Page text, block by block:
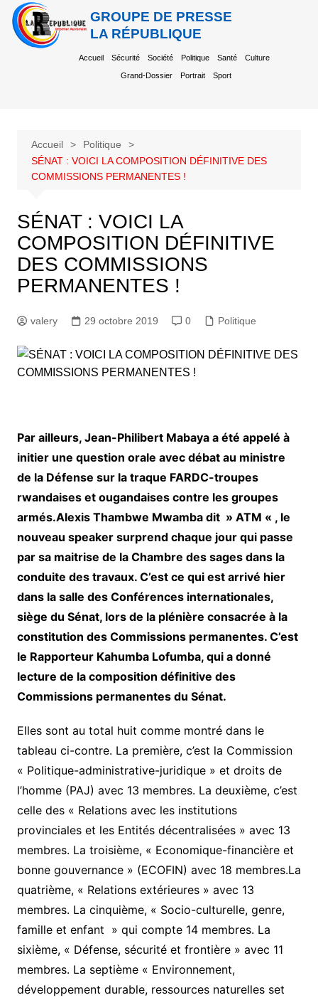
GROUPE DE PRESSE
LA RÉPUBLIQUE
Accueil Sécurité Société Politique Santé Culture
Grand-Dossier Portrait Sport
Accueil
Politique
SÉNAT : VOICI LA COMPOSITION DÉFINITIVE DES
COMMISSIONS PERMANENTES !
SÉNAT : VOICI LA
COMPOSITION DÉFINITIVE
DES COMMISSIONS
PERMANENTES !
valery 29 octobre 2019 0 Politique
Par ailleurs, Jean-Philibert Mabaya a été appelé à
initier une question orale avec débat au ministre
de la Défense sur la traque FARDC-troupes
rwandaises et ougandaises contre les groupes
armés.Alexis Thambwe Mwamba dit » ATM « , le
nouveau speaker surprend chaque jour qui passe
par sa maitrise de la Chambre des sages dans la
conduite des travaux. C’est ce qui est arrivé hier
dans la salle des Conférences internationales,
siège du Sénat, lors de la plénière consacrée à la
constitution des Commissions permanentes. C’est
le Rapporteur Kahumba Lofumba, qui a donné
lecture de la composition définitive des
Commissions permanentes du Sénat.
Elles sont au total huit comme montré dans le
tableau ci-contre. La première, c’est la Commission
« Politique-administrative-juridique » et droits de
l’homme (PAJ) avec 13 membres. La deuxième, c’est
celle des « Relations avec les institutions
provinciales et les Entités décentralisées » avec 13
membres. La troisième, « Economique-financière et
bonne gouvernance » (ECOFIN) avec 18 membres.La
quatrième, « Relations extérieures » avec 13
membres. La cinquième, « Socio-culturelle, genre,
famille et enfant » qui compte 14 membres. La
sixième, « Défense, sécurité et frontière » avec 11
membres. La septième « Environnement,
développement durable, ressources naturelles set